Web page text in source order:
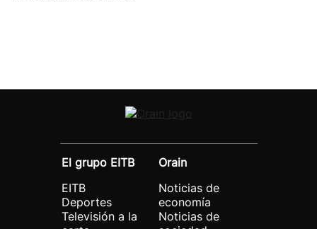
El grupo EITB
EITB
Deportes
Televisión a la
Orain
Noticias de
economía
Noticias de